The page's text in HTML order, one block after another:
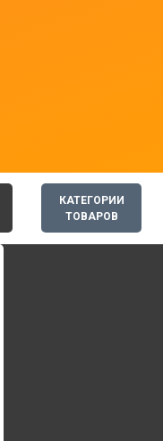
КАТЕГОРИИ
ТОВАРОВ